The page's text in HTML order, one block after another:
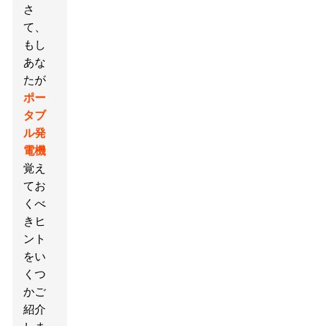
さ
て、
もし
あな
たが
ポー
タブ
ル発
電機
覚え
てお
くべ
きヒ
ント
をい
くつ
かご
紹介